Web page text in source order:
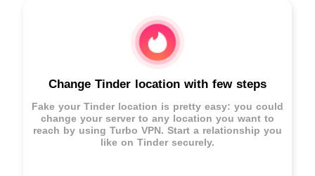
Change Tinder location with few steps
Fake your Tinder location is pretty easy: you could
change your server to any location you want to
reach by using Turbo VPN. Start a relationship you
like on Tinder securely.